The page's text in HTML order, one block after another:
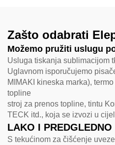
Zašto odabrati
Možemo pružiti uslugu
Usluga tiskanja sublimacijom
Uglavnom isporučujemo
MIMAKI kineska marka),
topline
stroj za prenos topline, tintu
TECK itd., koja se izvozi u
LAKO I PREDGLEDNO
S tekućinom za čišćenje